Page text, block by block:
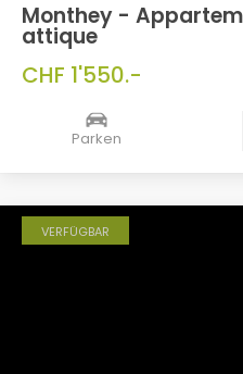
Monthey -
attique
CHF 1'550.-
Parken
VERFÜGBAR